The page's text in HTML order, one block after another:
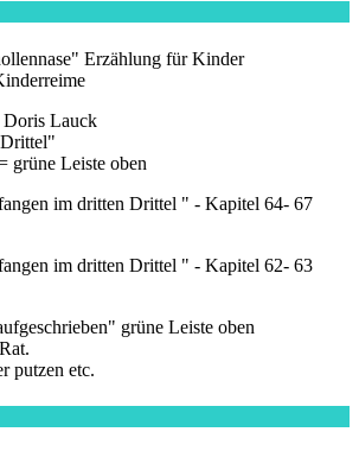
Erzählung für Kinder
Lauck
grüne Leiste oben
im dritten Drittel " - Kapitel 64- 67
im dritten Drittel " - Kapitel 62- 63
grüne Leiste oben
putzen etc.